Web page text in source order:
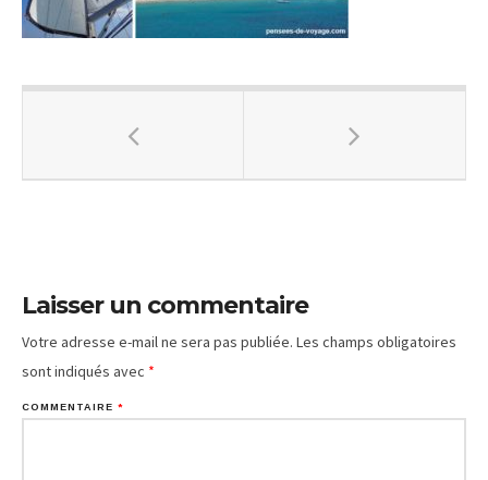
Laisser un commentaire
Votre adresse e-mail ne sera pas publiée. Les champs obligatoires
sont indiqués avec *
COMMENTAIRE *